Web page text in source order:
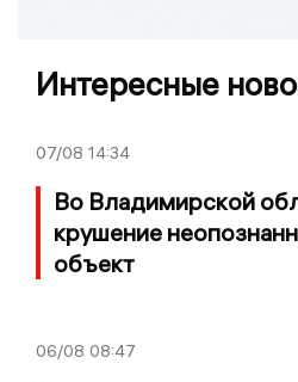
Интересные
07/08 14:34
Во Владимирской
крушение
объект
06/08 08:47